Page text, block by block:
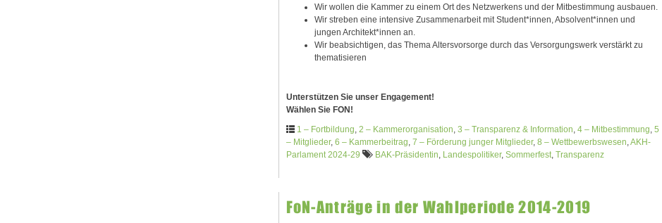
Wir wollen die Kammer zu einem Ort des Netzwerkens und der Mitbestimmung ausbauen.
Wir streben eine intensive Zusammenarbeit mit Student*innen, Absolvent*innen und
jungen Architekt*innen an.
Wir beabsichtigen, das Thema Altersvorsorge durch das Versorgungswerk verstärkt zu
thematisieren
Unterstützen Sie unser Engagement!
Wählen Sie FON !
1 – Fortbildung, 2 – Kammerorganisation, 3 – Transparenz & Information, 4 – Mitbestimmung, 5
– Mitglieder, 6 – Kammerbeitrag, 7 – Förderung junger Mitglieder, 8 – Wettbewerbswesen,AKH-
Parlament 2024-29
BAK-Präsidentin, Landespolitiker, Sommerfest, Transparenz
FoN-Anträge in der Wahlperiode 2014-2019